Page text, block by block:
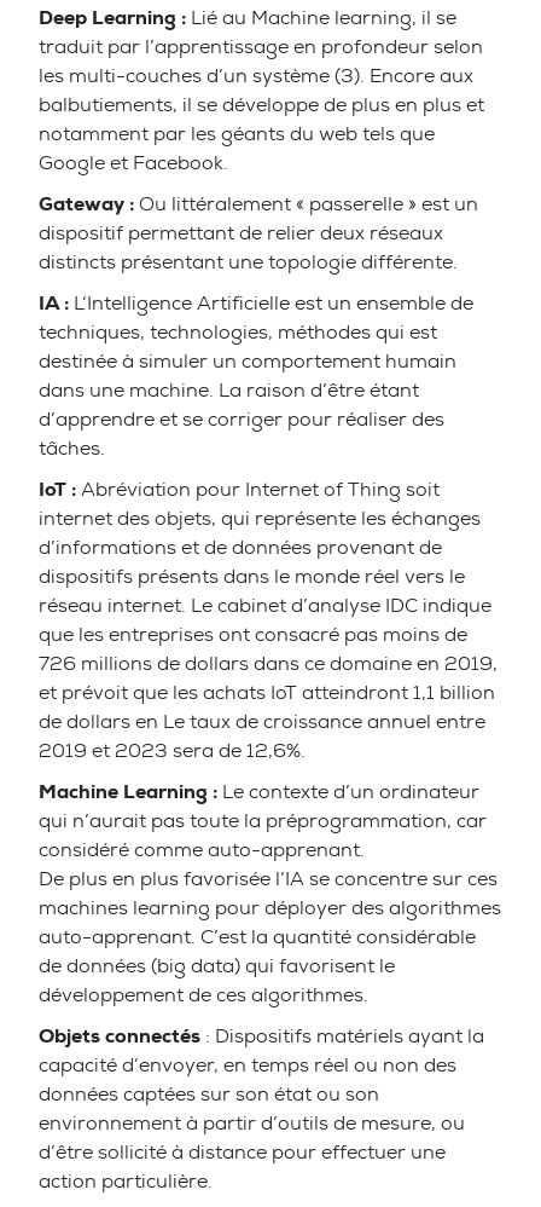
Deep Learning : Lié au Machine learning, il se
traduit par l’apprentissage en profondeur selon
les multi-couches d’un système (3). Encore aux
balbutiements, il se développe de plus en plus et
notamment par les géants du web tels que
Google et Facebook.
Gateway :Ou littéralement « passerelle » est un
dispositif permettant de relier deux réseaux
distincts présentant une topologie différente.
IA : L’Intelligence Artificielle est un ensemble de
techniques, technologies, méthodes qui est
destinée à simuler un comportement humain
dans une machine. La raison d’être étant
d’apprendre et se corriger pour réaliser des
tâches.
IoT :Abréviation pour Internet of Thing soit
internet des objets, qui représente les échanges
d’informations et de données provenant de
dispositifs présents dans le monde réel vers le
réseau internet. Le cabinet d’analyse IDC indique
que les entreprises ont consacré pas moins de
726 millions de dollars dans ce domaine en 2019,
et prévoit que les achats IoT atteindront 1,1 billion
de dollars en Le taux de croissance annuel entre
2019 et 2023 sera de 12,6%.
Machine Learning : Le contexte d’un ordinateur
qui n’aurait pas toute la préprogrammation, car
considéré comme auto-apprenant.
De plus en plus favorisée l’IA se concentre sur ces
machines learning pour déployer des algorithmes
auto-apprenant. C’est la quantité considérable
de données (big data) qui favorisent le
développement de ces algorithmes.
Objets connectés : Dispositifs matériels ayant la
capacité d’envoyer, en temps réel ou non des
données captées sur son état ou son
environnement à partir d’outils de mesure, ou
d’être sollicité à distance pour effectuer une
action particulière.